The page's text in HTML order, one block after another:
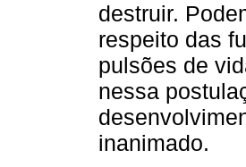
destruir.
respeito das
pulsões de
nessa
inanimado.